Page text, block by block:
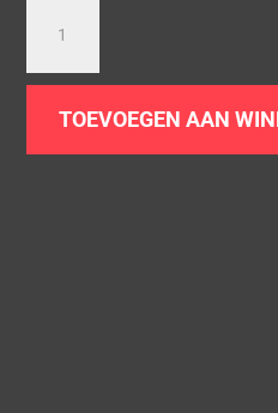
Golf
2.0
TDITOEVOEGEN AAN